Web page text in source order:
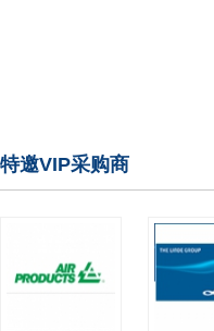
特邀VIP采购商